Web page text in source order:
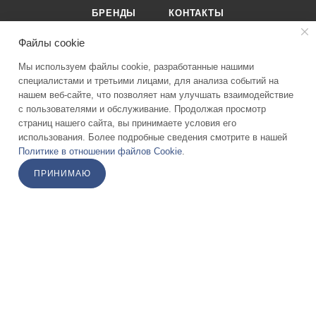
для более комфортной работы.
Стул
экокожей высокого качества, которая прослужит долгие
годы, не сотрется и не выгорит на солнце. Надежные
металлические ножки стула оборудованы
функциональными колесиками с антибактериальным
покрытием.
Монтаж стоматологической
БРЕНДЫ КОНТАКТЫ
8-495-989-51-83
info@stomicom
г. Москва ул. Москворечье 4к3 1 этаж
Файлы cookie
Мы используем файлы cookie, разработанные нашими
специалистами и третьими лицами, для анализа событий на
нашем веб-сайте, что позволяет нам улучшать взаимодействие
с пользователями и обслуживание. Продолжая просмотр
страниц нашего сайта, вы принимаете условия его
использования. Более подробные сведения смотрите в нашей
Политике в отношении файлов Cookie.
ПРИНИМАЮ